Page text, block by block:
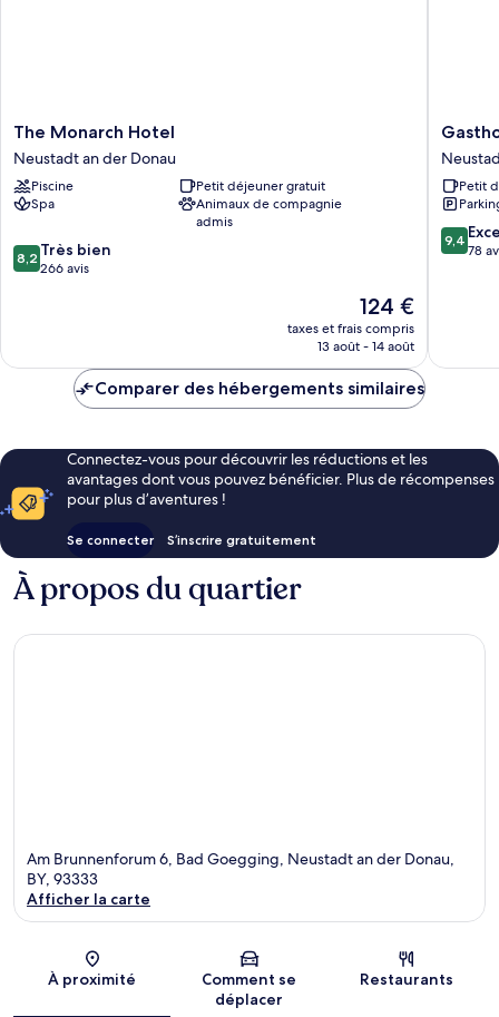
The
Monarch
Hotel
Neustadt
an
Donau
The Monarch Hotel
Neustadt an der Donau
Piscine
Petit déjeuner gratuit
Spa
Animaux de compagnie
admis
8.2
sur
8,2 Très bien
266 avis
Le
nouveau
prix
de
124 €
taxes et frais compris
13 août - 14 août
Gasthof
Gigl
an
der
Donau
Petit
9.4
sur
9,4
78
Comparer des hébergements similaires
Connectez-vous pour découvrir les réductions et les
avantages dont vous pouvez bénéficier. Plus de récompenses
pour plus d’aventures !
Se connecter S’inscrire gratuitement
À propos du quartier
Am Brunnenforum 6, Bad Goegging, Neustadt an der Donau,
BY, 93333
Afficher la carte
À proximité
Comment se
déplacer
Restaurants